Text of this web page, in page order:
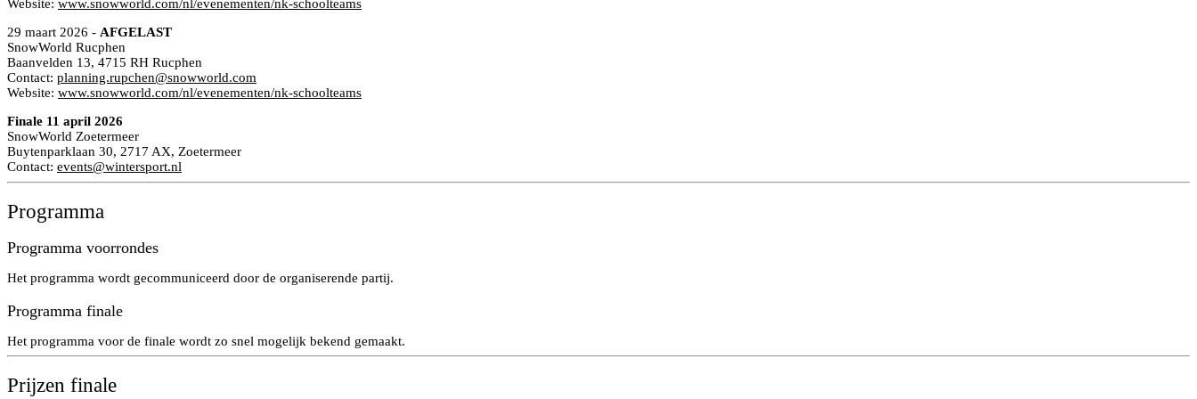
Website: www.snowworld.com/nl/evenementen/nk-schoolteams
29 maart 2026 - AFGELAST
SnowWorld Rucphen
Baanvelden 13, 4715 RH Rucphen
Contact: planning.rupchen@snowworld.com
Website: www.snowworld.com/nl/evenementen/nk-schoolteams
Finale 11 april 2026
SnowWorld Zoetermeer
Buytenparklaan 30, 2717 AX, Zoetermeer
Contact: events@wintersport.nl
Programma
Programma voorrondes
Het programma wordt gecommuniceerd door de organiserende partij.
Programma finale
Het programma voor de finale wordt zo snel mogelijk bekend gemaakt.
Prijzen finale